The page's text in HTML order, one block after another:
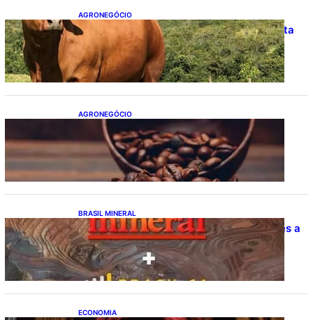
AGRONEGÓCIO
Boi gordo hoje: confira cotações para esta
quinta-feira (6)
AGRONEGÓCIO
Café hoje: confira cotações para esta
quinta-feira (6)
BRASIL MINERAL
Estudo da Amcham aponta R$ 192 bilhões a
mais no PIB
ECONOMIA